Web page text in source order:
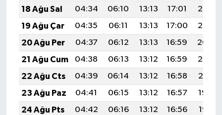
18 Ağu Sal
04:34 06:10 13:13 17:01
20:07
19 Ağu Çar
04:35 06:11 13:13 17:00
20:05
20 Ağu Per
04:37 06:12 13:13 16:59
20:04
21 Ağu Cum
04:38 06:13 13:12 16:59
20:02
22 Ağu Cts
04:39 06:14 13:12 16:58
20:01
23 Ağu Paz
04:41 06:15 13:12 16:57
19:59
24 Ağu Pts
04:42 06:16 13:12 16:56
19:58